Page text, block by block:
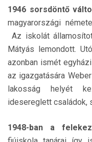
1946 sorsdöntő
magyarországi
Az iskolát
Mátyás lemondott.
azonban ismét
az igazgatására
lakosság helyét
idesereglett családok,
1948-ban a